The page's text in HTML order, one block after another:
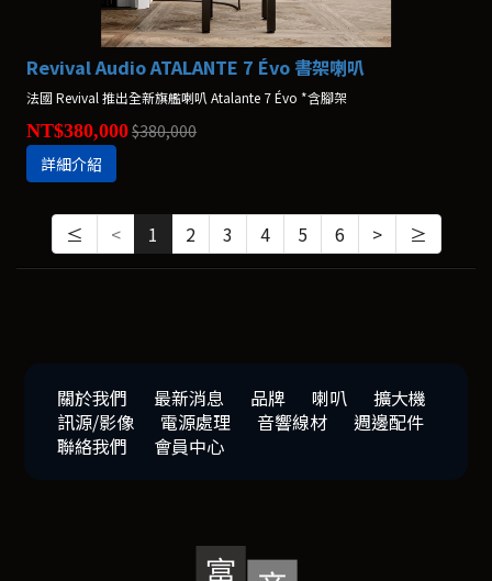
Revival Audio ATALANTE 7 Évo 書架喇叭
法國 Revival 推出全新旗艦喇叭 Atalante 7 Évo *含腳架
NT$380,000$380,000
詳細介紹
≤ < 1 2 3 4 5 6 > ≥
關於我們 最新消息 品牌 喇叭
擴大機
訊源/影像
電源處理 音響線材
週邊配件
聯絡我們
會員中心